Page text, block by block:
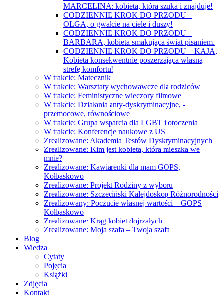
MARCELINA: kobieta, która szuka i znajduje!
CODZIENNIE KROK DO PRZODU –
OLGA, o gwałcie na ciele i duszy!
CODZIENNIE KROK DO PRZODU –
BARBARA, kobieta smakująca świat pisaniem.
CODZIENNIE KROK DO PRZODU – KAJA,
Kobieta konsekwentnie poszerzająca własną
strefę komfortu!
W trakcie: Matecznik
W trakcie: Warsztaty wychowawcze dla rodziców
W trakcie: Feministyczne wieczory filmowe
W trakcie: Działania anty-dyskryminacyjne, -
przemocowe, równościowe
W trakcie: Grupa wsparcia dla LGBT i otoczenia
W trakcie: Konferencje naukowe z US
Zrealizowane: Akademia Testów Dyskryminacyjnych
Zrealizowane: Kim jest kobieta, która mieszka we
mnie?
Zrealizowane: Kawiarenki dla mam GOPS,
Kołbaskowo
Zrealizowane: Projekt Rodziny z wyboru
Zrealizowane: Szczeciński Kalejdoskop Różnorodności
Zrealizowany: Poczucie własnej wartości – GOPS
Kołbaskowo
Zrealizowane: Krąg kobiet dojrzałych
Zrealizowane: Moja szafa – Twoja szafa
Blog
Wiedza
Cytaty
Pojęcia
Książki
Zdjęcia
Kontakt